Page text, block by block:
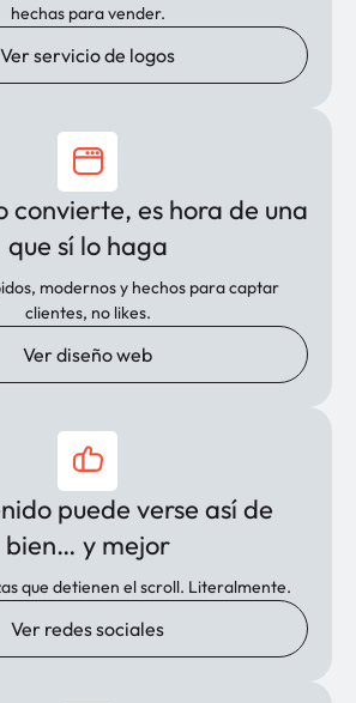
hechas para vender.
Ver servicio de logos
convierte, es hora de una
que sí lo haga
modernos y hechos para captar
clientes, no likes.
Ver diseño web
puede verse así de
bien… y mejor
que detienen el scroll. Literalmente.
Ver redes sociales